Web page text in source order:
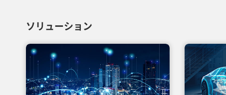
ソリューション